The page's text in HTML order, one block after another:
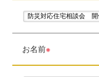
お名前※